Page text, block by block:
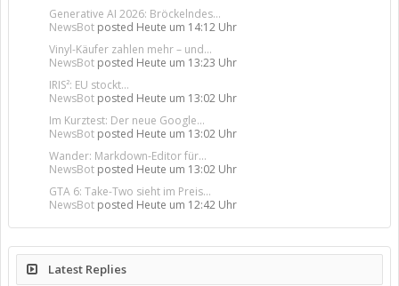
Generative AI 2026: Bröckelndes...
NewsBot posted Heute um 14:12 Uhr
Vinyl-Käufer zahlen mehr – und...
NewsBot posted Heute um 13:23 Uhr
IRIS²: EU stockt...
NewsBot posted Heute um 13:02 Uhr
Im Kurztest: Der neue Google...
NewsBot posted Heute um 13:02 Uhr
Wander: Markdown-Editor für...
NewsBot posted Heute um 13:02 Uhr
GTA 6: Take-Two sieht im Preis...
NewsBot posted Heute um 12:42 Uhr
Latest Replies